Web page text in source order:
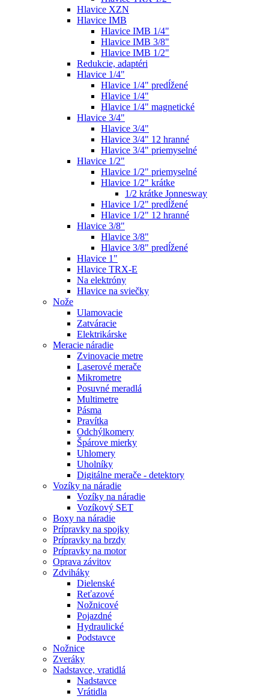
Hlavice XZN
Hlavice IMB
Hlavice IMB 1/4"
Hlavice IMB 3/8"
Hlavice IMB 1/2"
Redukcie, adaptéri
Hlavice 1/4"
Hlavice 1/4" predĺžené
Hlavice 1/4"
Hlavice 1/4" magnetické
Hlavice 3/4"
Hlavice 3/4"
Hlavice 3/4" 12 hranné
Hlavice 3/4" priemyselné
Hlavice 1/2"
Hlavice 1/2" priemyselné
Hlavice 1/2" krátke
1/2 krátke Jonnesway
Hlavice 1/2" predĺžené
Hlavice 1/2" 12 hranné
Hlavice 3/8"
Hlavice 3/8"
Hlavice 3/8" predĺžené
Hlavice 1"
Hlavice TRX-E
Na elektróny
Hlavice na sviečky
Nože
Ulamovacie
Zatváracie
Elektrikárske
Meracie náradie
Zvinovacie metre
Laserové merače
Mikrometre
Posuvné meradlá
Multimetre
Pásma
Pravítka
Odchýlkomery
Špárove mierky
Uhlomery
Uholníky
Digitálne merače - detektory
Vozíky na náradie
Vozíky na náradie
Vozíkový SET
Boxy na náradie
Prípravky na spojky
Prípravky na brzdy
Prípravky na motor
Oprava závitov
Zdviháky
Dielenské
Reťazové
Nožnicové
Pojazdné
Hydraulické
Podstavce
Nožnice
Zveráky
Nadstavce, vratidlá
Nadstavce
Vrátidla